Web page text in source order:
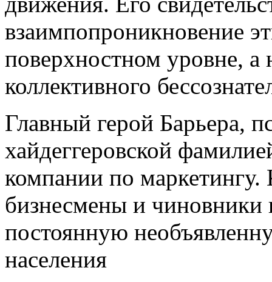
взаимпопроникновение
поверхностном уровне, а
коллективного
Главный герой Барьера,
хайдеггеровской
компании по
бизнесмены и чиновники
постоянную
населения